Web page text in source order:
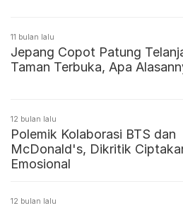
11 bulan lalu
Jepang Copot Patung
Taman Terbuka, Apa
12 bulan lalu
Polemik Kolaborasi BTS dan
McDonald's, Dikritik
Emosional
12 bulan lalu